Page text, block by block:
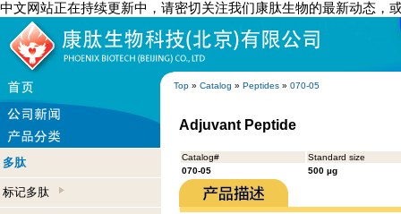
中文网站正在持续更新中，请密切关注我们康肽生物的最新动态，
Top » Catalog » Peptides » 070-05
多肽
标记多肽
Adjuvant Peptide
Catalog#
Standard size
070-05
500 µg